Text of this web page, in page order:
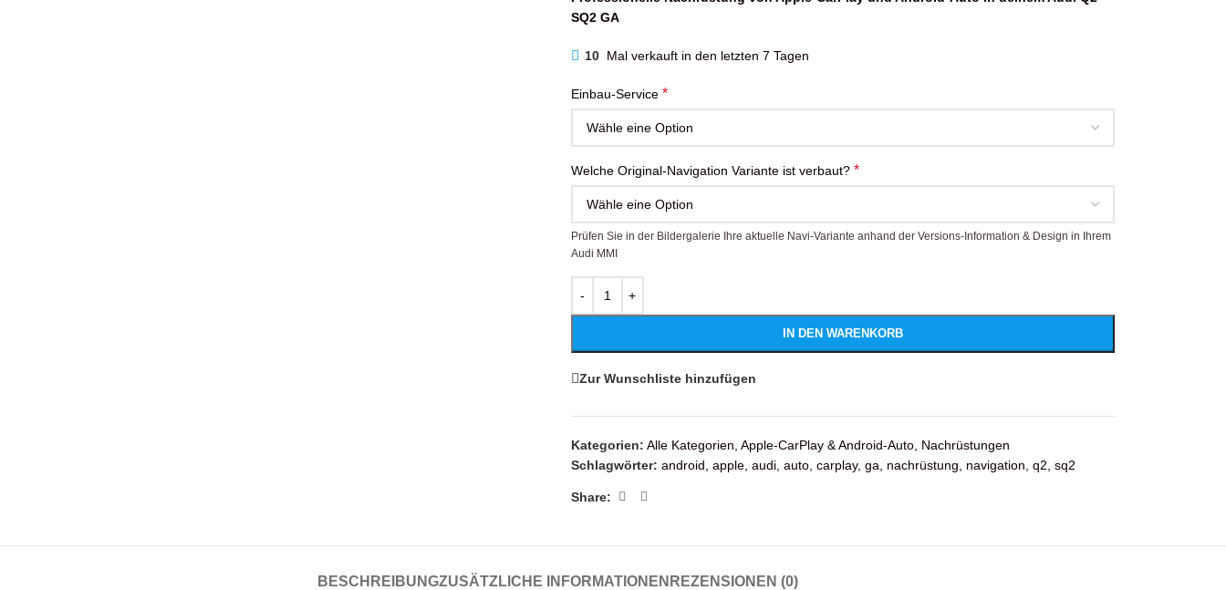
SQ2 GA
10 Mal verkauft in den letzten 7 Tagen
Einbau-Service *
Welche Original-Navigation Variante ist verbaut? *
Prüfen Sie in der Bildergalerie Ihre aktuelle Navi-Variante anhand der Versions-Information & Design in Ihrem
Audi MMI
IN DEN WARENKORB
Zur Wunschliste hinzufügen
Kategorien: Alle Kategorien Apple-CarPlay & Android-Auto, Nachrüstungen
Schlagwörter: android apple, audi, auto, carplay, ga nachrüstung navigation q2 sq2
Share:
BESCHREIBUNGZUSÄTZLICHE INFORMATIONEN REZENSIONEN (0)